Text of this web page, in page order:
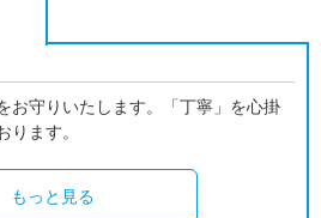
お守りいたします。「丁寧」を心掛
ります。
もっと見る